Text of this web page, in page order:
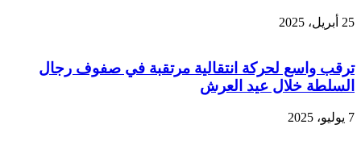
25 أبريل، 2025
ترقب واسع لحركة انتقالية مرتقبة في صفوف رجال
السلطة خلال عيد العرش
7 يوليو، 2025